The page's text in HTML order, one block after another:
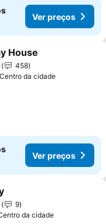
Ver preços
aos favoritos
House
458
da cidade
Ver preços
aos favoritos
9
da cidade